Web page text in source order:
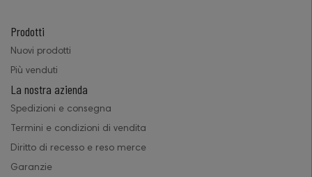
Prodotti
Nuovi prodotti
Più venduti
La nostra azienda
Spedizioni e consegna
Termini e condizioni di vendita
Diritto di recesso e reso merce
Garanzie